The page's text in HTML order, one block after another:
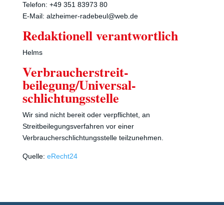
Telefon: +49 351 83973 80
E-Mail: alzheimer-radebeul@web.de
Redaktionell verantwortlich
Helms
Verbraucher­streit­
beilegung/Universal­
schlichtungs­stelle
Wir sind nicht bereit oder verpflichtet, an
Streitbeilegungsverfahren vor einer
Verbraucherschlichtungsstelle teilzunehmen.
Quelle: eRecht24